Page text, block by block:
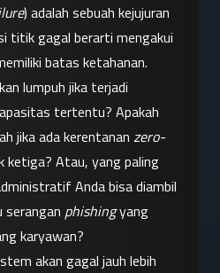
) adalah sebuah kejujuran
titik gagal berarti mengakui
batas ketahanan.
lumpuh jika terjadi
tertentu? Apakah
jika ada kerentanan zero-
ketiga? Atau, yang paling
Anda bisa diambil
serangan phishing yang
karyawan?
akan gagal jauh lebih